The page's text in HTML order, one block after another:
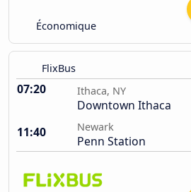
Économique
FlixBus
07:20 Ithaca, NY
Downtown Ithaca
11:40
Newark
Penn Station